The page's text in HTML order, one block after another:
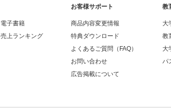
電子書籍
売上ランキング
お客様サポート
商品内容変更情報
特典ダウンロード
よくあるご質問（FAQ）
お問い合わせ
広告掲載について
教
大
教
大
パ